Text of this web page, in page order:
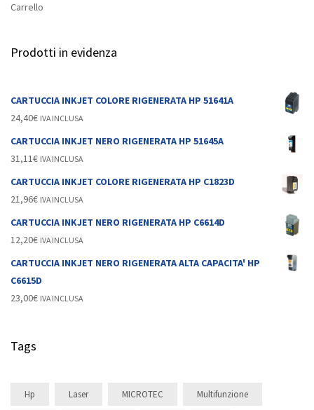
Carrello
Prodotti in evidenza
CARTUCCIA INKJET COLORE RIGENERATA HP 51641A
24,40€ IVA INCLUSA
CARTUCCIA INKJET NERO RIGENERATA HP 51645A
31,11€ IVA INCLUSA
CARTUCCIA INKJET COLORE RIGENERATA HP C1823D
21,96€ IVA INCLUSA
CARTUCCIA INKJET NERO RIGENERATA HP C6614D
12,20€ IVA INCLUSA
CARTUCCIA INKJET NERO RIGENERATA ALTA CAPACITA' HP
C6615D
23,00€ IVA INCLUSA
Tags
Hp Laser MICROTEC Multifunzione